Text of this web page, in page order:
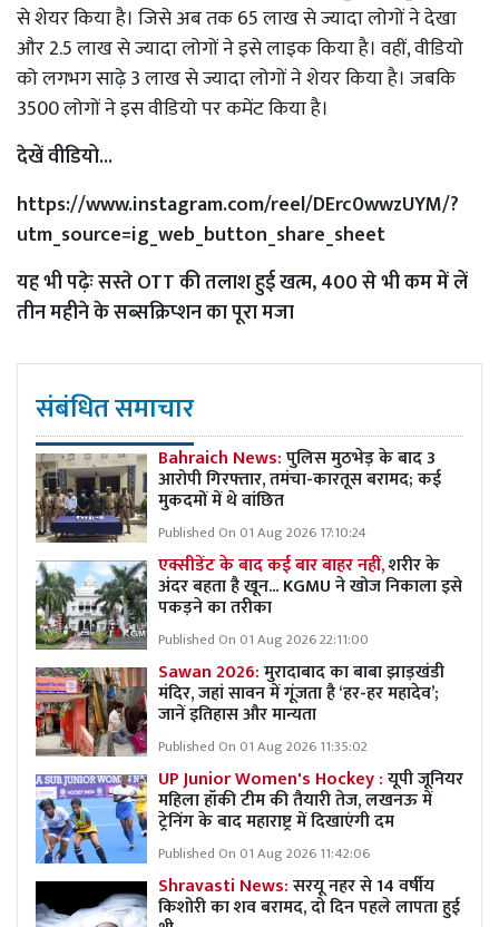
से शेयर किया है। जिसे अब तक 65 लाख से ज्यादा लोगों ने देखा
और 2.5 लाख से ज्यादा लोगों ने इसे लाइक किया है। वहीं, वीडियो
को लगभग साढ़े 3 लाख से ज्यादा लोगों ने शेयर किया है। जबकि
3500 लोगों ने इस वीडियो पर कमेंट किया है।
देखें वीडियो...
https://www.instagram.com/reel/DErc0wwzUYM/?
utm_source=ig_web_button_share_sheet
यह भी पढ़ेःसस्ते OTT की तलाश हुई खत्म, 400 से भी कम में लें
तीन महीने के सब्सक्रिप्शन का पूरा मजा
संबंधित समाचार
Bahraich News:पुलिस मुठभेड़ के बाद 3
आरोपी गिरफ्तार, तमंचा-कारतूस बरामद; कई
मुकदमों में थे वांछित
Published On 01 Aug 2026 17:10:24
एक्सीडेंट के बाद कई बार बाहर नहीं,शरीर के
अंदर बहता है खून... KGMU ने खोज निकाला इसे
पकड़ने का तरीका
Published On 01 Aug 2026 22:11:00
Sawan 2026:मुरादाबाद का बाबा झाड़खंडी
मंदिर, जहां सावन में गूंजता है ‘हर-हर महादेव’;
जानें इतिहास और मान्यता
Published On 01 Aug 2026 11:35:02
UP Junior Women's Hockey :यूपी जूनियर
महिला हॉकी टीम की तैयारी तेज, लखनऊ में
ट्रेनिंग के बाद महाराष्ट्र में दिखाएंगी दम
Published On 01 Aug 2026 11:42:06
Shravasti News:सरयू नहर से 14 वर्षीय
किशोरी का शव बरामद, दो दिन पहले लापता हुई